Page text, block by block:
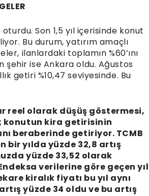
Son 1,5 yıl içerisinde konut
Bu durum, yatırım amaçlı
ilanlardaki toplamın %60’ını
şehir ise Ankara oldu. Ağustos
getiri %10,47 seviyesinde. Bu
reel olarak düşüş göstermesi,
konutun kira getirisinin
beraberinde getiriyor. TCMB
yılda yüzde 32,8 artış
yüzde 33,52 olarak
verilerine göre geçen yıl
kiralık fiyatı bu yıl aynı
yüzde 34 oldu ve bu artış